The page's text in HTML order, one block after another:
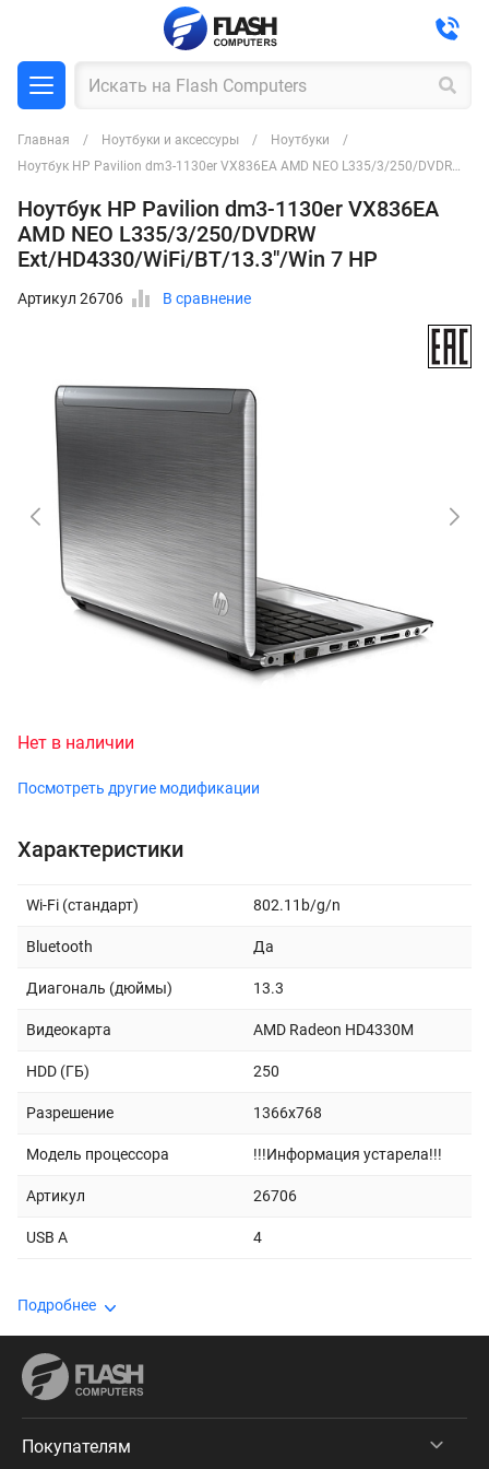
Главная Ноутбуки и аксессуры
Ноутбуки
Ноутбук HP Pavilion dm3-1130er VX836EA AMD NEO L335/3/250/DVDRW Ext/HD4330/WiFi/BT/13.3"/Win 7 HP
Ноутбук HP Pavilion dm3-1130er VX836EA
AMD NEO L335/3/250/DVDRW
Ext/HD4330/WiFi/BT/13.3"/Win 7 HP
Артикул 26706 В сравнение
Нет в наличии
Посмотреть другие модификации
Характеристики
Wi-Fi (стандарт) 802.11b/g/n
Bluetooth Да
Диагональ (дюймы) 13.3
Видеокарта AMD Radeon HD4330M
HDD (ГБ) 250
Разрешение 1366x768
Модель процессора !!!Информация устарела!!!
Артикул 26706
USB A 4
Подробнее
Покупателям